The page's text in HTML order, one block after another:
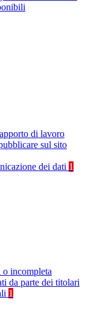
di lavoro
sul sito
dei dati 1
o incompleta
da parte dei titolari
1